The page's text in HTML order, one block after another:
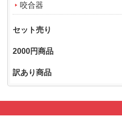
咬合器
セット売り
2000円商品
訳あり商品